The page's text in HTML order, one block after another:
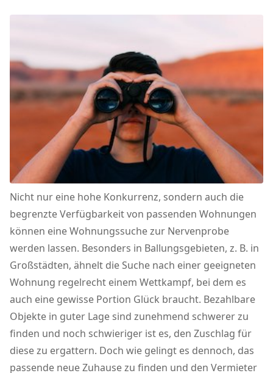
Nicht nur eine hohe Konkurrenz, sondern auch die
begrenzte Verfügbarkeit von passenden Wohnungen
können eine Wohnungssuche zur Nervenprobe
werden lassen. Besonders in Ballungsgebieten, z. B. in
Großstädten, ähnelt die Suche nach einer geeigneten
Wohnung regelrecht einem Wettkampf, bei dem es
auch eine gewisse Portion Glück braucht. Bezahlbare
Objekte in guter Lage sind zunehmend schwerer zu
finden und noch schwieriger ist es, den Zuschlag für
diese zu ergattern. Doch wie gelingt es dennoch, das
passende neue Zuhause zu finden und den Vermieter